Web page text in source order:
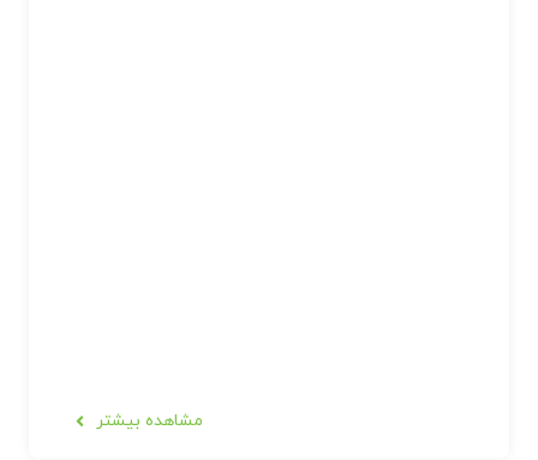
مشاهده بیشتر